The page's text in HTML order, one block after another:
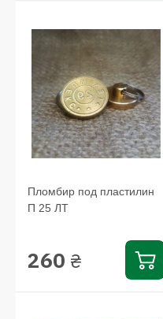
Пломбир под пластилин
П 25 ЛТ
260 ₴